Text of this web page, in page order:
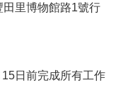
田里博物館路1號行
日前完成所有工作